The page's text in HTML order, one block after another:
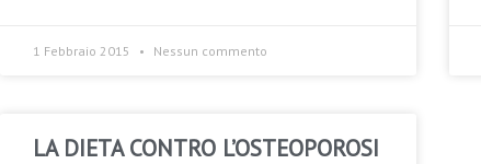
1 Febbraio 2015 Nessun commento
LA DIETA CONTRO L’OSTEOPOROSI